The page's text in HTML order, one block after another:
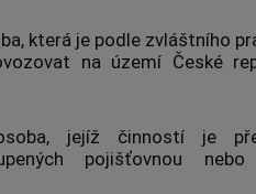
která je podle zvláštního
na území České
jejíž činností je
pojišťovnou nebo